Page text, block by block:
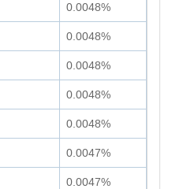
0.0048%
0.0048%
0.0048%
0.0048%
0.0048%
0.0047%
0.0047%